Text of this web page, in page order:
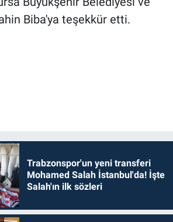
Biba'ya teşekkür etti.
Trabzonspor'un yeni transferi
Mohamed Salah İstanbul'da! İşte
Salah'ın ilk sözleri